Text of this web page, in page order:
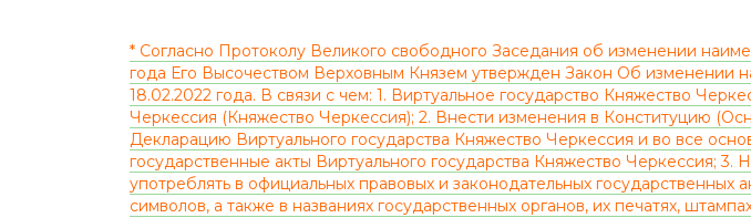
* Согласно Протоколу Великого свободного Заседания об изменении
года Его Высочеством Верховным Князем утвержден Закон Об изменении
18.02.2022 года. В связи с чем: 1. Виртуальное государство Княжество
Черкессия (Княжество Черкессия); 2. Внести изменения в Конституцию
Декларацию Виртуального государства Княжество Черкессия и во все
государственные акты Виртуального государства Княжество Черкессия;
употреблять в официальных правовых и законодательных
символов, а также в названиях государственных органов, их печатях,